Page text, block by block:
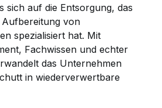
sich auf die Entsorgung, das
Aufbereitung von
spezialisiert hat. Mit
Fachwissen und echter
das Unternehmen
in wiederverwertbare